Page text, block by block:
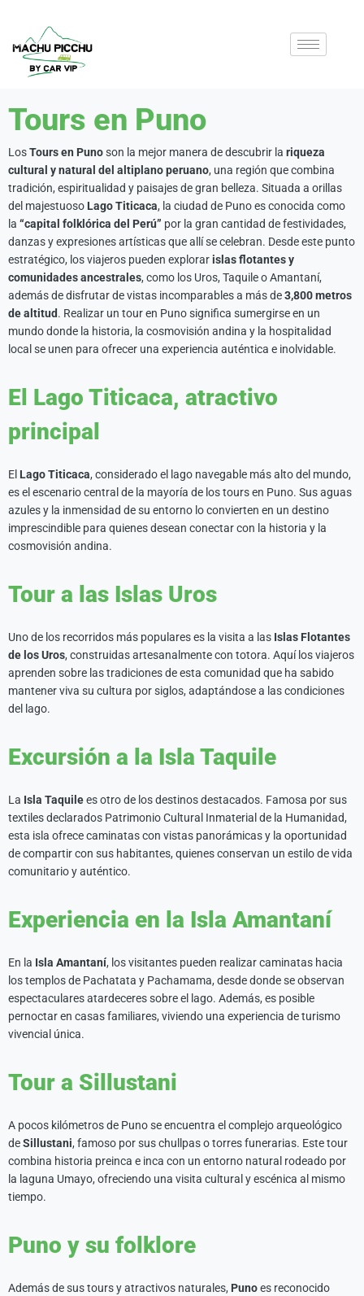
Tours en Puno
LosTours en Punoson la mejor manera de descubrir la riqueza
cultural y natural del altiplano peruano, una región que combina
tradición, espiritualidad y paisajes de gran belleza. Situada a orillas
del majestuoso Lago Titicaca, la ciudad de Puno es conocida como
la “capital folklórica del Perú” por la gran cantidad de festividades,
danzas y expresiones artísticas que allí se celebran. Desde este punto
estratégico, los viajeros pueden explorarislas flotantes y
comunidades ancestrales, como los Uros, Taquile o Amantaní,
además de disfrutar de vistas incomparables a más de3,800 metros
de altitud. Realizar un tour en Puno significa sumergirse en un
mundo donde la historia, la cosmovisión andina y la hospitalidad
local se unen para ofrecer una experiencia auténtica e inolvidable.
El Lago Titicaca, atractivo
principal
El Lago Titicaca, considerado el lago navegable más alto del mundo,
es el escenario central de la mayoría de los tours en Puno. Sus aguas
azules y la inmensidad de su entorno lo convierten en un destino
imprescindible para quienes desean conectar con la historia y la
cosmovisión andina.
Tour a las Islas Uros
Uno de los recorridos más populares es la visita a las Islas Flotantes
de los Uros, construidas artesanalmente con totora. Aquí los viajeros
aprenden sobre las tradiciones de esta comunidad que ha sabido
mantener viva su cultura por siglos, adaptándose a las condiciones
del lago.
Excursión a la Isla Taquile
La Isla Taquilees otro de los destinos destacados. Famosa por sus
textiles declarados Patrimonio Cultural Inmaterial de la Humanidad,
esta isla ofrece caminatas con vistas panorámicas y la oportunidad
de compartir con sus habitantes, quienes conservan un estilo de vida
comunitario y auténtico.
Experiencia en la Isla Amantaní
En la Isla Amantaní, los visitantes pueden realizar caminatas hacia
los templos de Pachatata y Pachamama, desde donde se observan
espectaculares atardeceres sobre el lago. Además, es posible
pernoctar en casas familiares, viviendo una experiencia de turismo
vivencial única.
Tour a Sillustani
A pocos kilómetros de Puno se encuentra el complejo arqueológico
deSillustani, famoso por sus chullpas o torres funerarias. Este tour
combina historia preinca e inca con un entorno natural rodeado por
la laguna Umayo, ofreciendo una visita cultural y escénica al mismo
tiempo.
Puno y su folklore
Además de sus tours y atractivos naturales, Punoes reconocido